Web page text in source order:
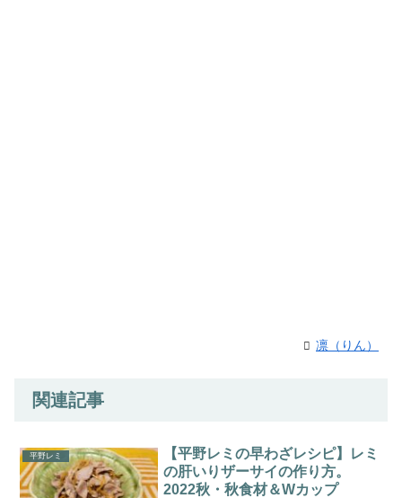
凛（りん）
関連記事
平野レミ
【平野レミの早わざレシピ】レミ
の肝いりザーサイの作り方。
2022秋・秋食材＆Wカップ